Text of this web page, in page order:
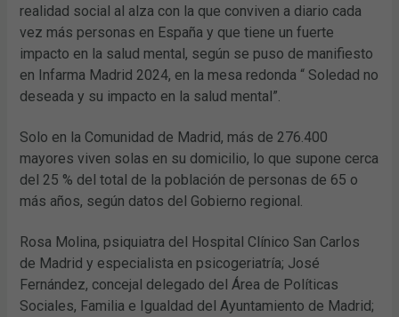
realidad social al alza con la que conviven a diario cada
vez más personas en España y que tiene un fuerte
impacto en la salud mental, según se puso de manifiesto
en Infarma Madrid 2024, en la mesa redonda “ Soledad no
deseada y su impacto en la salud mental”.
Solo en la Comunidad de Madrid, más de 276.400
mayores viven solas en su domicilio, lo que supone cerca
del 25 % del total de la población de personas de 65 o
más años, según datos del Gobierno regional.
Rosa Molina, psiquiatra del Hospital Clínico San Carlos
de Madrid y especialista en psicogeriatría; José
Fernández, concejal delegado del Área de Políticas
Sociales, Familia e Igualdad del Ayuntamiento de Madrid;